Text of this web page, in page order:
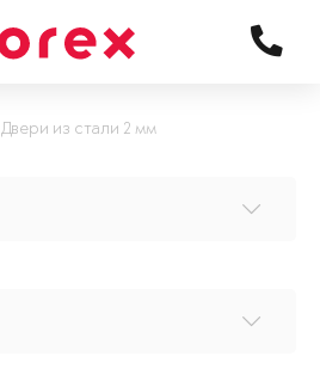
Двери из стали 2 мм